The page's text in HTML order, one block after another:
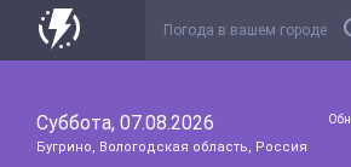
Суббота, 07.08.2026
Бугрино, Вологодская область, Россия